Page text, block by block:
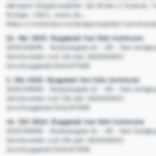
særegne boligprosjekter. De første ni husene i
ferdige i 2021, mens de...
https://roislandco.no/boligprosjekter/
22. Mai 2025: Byggesak hos Oslo kommune
2025/09099 - Rostockgata 61 - 85 - fem
Vannkunsten syd (DL-sak 202020463)
/pro/byggesak/Oslo/67000
2. Mai 2025: Byggesak hos Oslo kommune
2025/09099 - Rostockgata 61 - 85 - fem
Vannkunsten syd (DL-sak 202020463)
/pro/byggesak/Oslo/67000
16. Okt 2024: Byggesak hos Oslo kommune
2025/09099 - Rostockgata 61 - 85 - fem
Vannkunsten syd (DL-sak 202020463)
/pro/byggesak/Oslo/67000